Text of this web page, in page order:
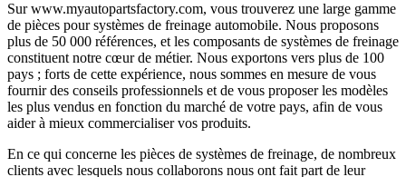
Sur www.myautopartsfactory.com, vous trouverez une large gamme
de pièces pour systèmes de freinage automobile. Nous proposons
plus de 50 000 références, et les composants de systèmes de freinage
constituent notre cœur de métier. Nous exportons vers plus de 100
pays ; forts de cette expérience, nous sommes en mesure de vous
fournir des conseils professionnels et de vous proposer les modèles
les plus vendus en fonction du marché de votre pays, afin de vous
aider à mieux commercialiser vos produits.
En ce qui concerne les pièces de systèmes de freinage, de nombreux
clients avec lesquels nous collaborons nous ont fait part de leur